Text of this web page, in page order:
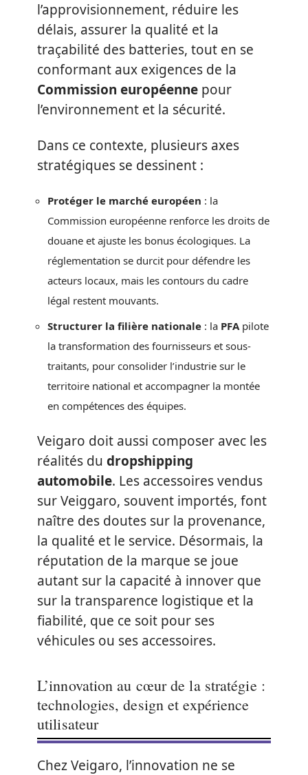
l’approvisionnement, réduire les
délais, assurer la qualité et la
traçabilité des batteries, tout en se
conformant aux exigences de la
Commission européenne pour
l’environnement et la sécurité.
Dans ce contexte, plusieurs axes
stratégiques se dessinent :
Protéger le marché européen : la
Commission européenne renforce les droits de
douane et ajuste les bonus écologiques. La
réglementation se durcit pour défendre les
acteurs locaux, mais les contours du cadre
légal restent mouvants.
Structurer la filière nationale : la PFA pilote
la transformation des fournisseurs et sous-
traitants, pour consolider l’industrie sur le
territoire national et accompagner la montée
en compétences des équipes.
Veigaro doit aussi composer avec les
réalités du dropshipping
automobile. Les accessoires vendus
sur Veiggaro, souvent importés, font
naître des doutes sur la provenance,
la qualité et le service. Désormais, la
réputation de la marque se joue
autant sur la capacité à innover que
sur la transparence logistique et la
fiabilité, que ce soit pour ses
véhicules ou ses accessoires.
L’innovation au cœur de la stratégie :
technologies, design et expérience
utilisateur
Chez Veigaro, l’innovation ne se